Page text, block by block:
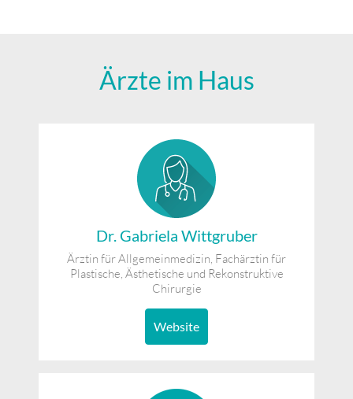
Ärzte im Haus
Dr. Gabriela Wittgruber
Ärztin für Allgemeinmedizin, Fachärztin für
Plastische, Ästhetische und Rekonstruktive
Chirurgie
Website